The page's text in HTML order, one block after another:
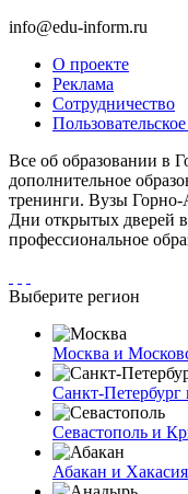
info@edu-inform.ru
О проекте
Реклама
Сотрудничество
Все об образовании в
дополнительное
тренинги. Вузы Горно-
Дни открытых дверей
профессиональное
Выберите регион
Москва и
Санкт-Петербург
Севастополь и
Абакан и Хакасия